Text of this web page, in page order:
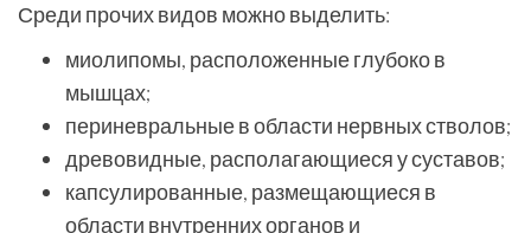
Среди прочих видов можно выделить:
миолипомы, расположенные глубоко в
мышцах;
периневральные в области нервных стволов;
древовидные, располагающиеся у суставов;
капсулированные, размещающиеся в
области внутренних органов и